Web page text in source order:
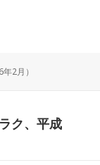
2月）
ク、平成